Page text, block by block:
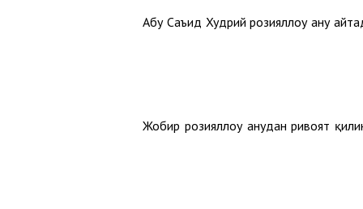
Абу Саъид Худрий розияллоҳу анҳу
Жобир розияллоҳу анҳудан ривоят